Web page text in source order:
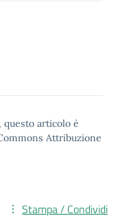
questo articolo è
Attribuzione
Stampa / Condividi